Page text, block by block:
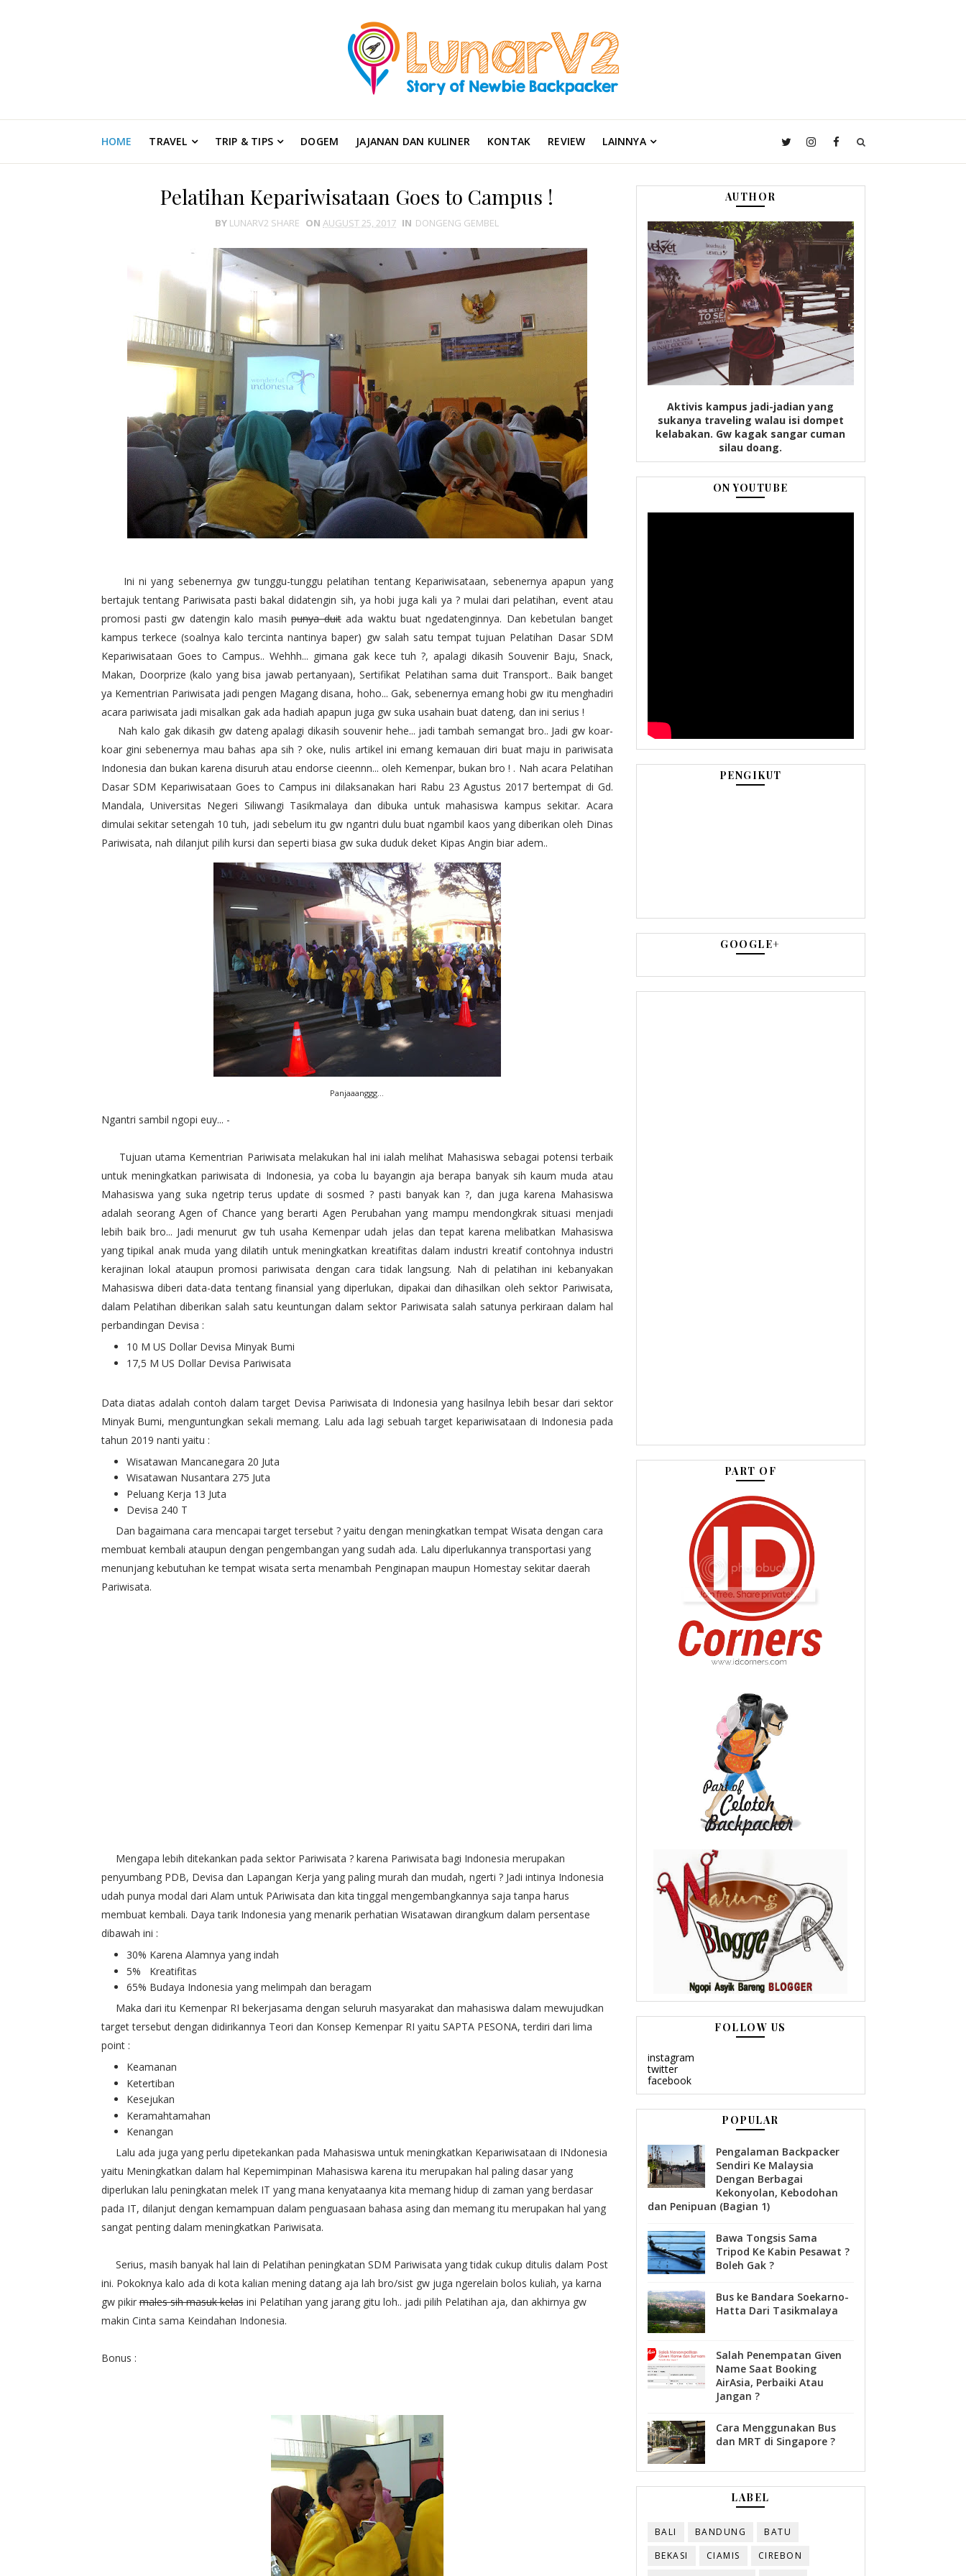
HOME TRAVEL TRIP & TIPS DOGEM JAJANAN DAN KULINER KONTAK REVIEW LAINNYA
Pelatihan Kepariwisataan Goes to Campus !
BY LUNARV2 SHARE ON AUGUST 25, 2017 IN DONGENG GEMBEL
Ini ni yang sebenernya gw tunggu-tunggu pelatihan tentang Kepariwisataan, sebenernya apapun yang
bertajuk tentang Pariwisata pasti bakal didatengin sih, ya hobi juga kali ya ? mulai dari pelatihan, event atau
promosi pasti gw datengin kalo masihpunya duitada waktu buat ngedatenginnya. Dan kebetulan banget
kampus terkece (soalnya kalo tercinta nantinya baper) gw salah satu tempat tujuan Pelatihan Dasar SDM
Kepariwisataan Goes to Campus.. Wehhh... gimana gak kece tuh ?, apalagi dikasih Souvenir Baju, Snack,
Makan, Doorprize (kalo yang bisa jawab pertanyaan), Sertifikat Pelatihan sama duit Transport.. Baik banget
ya Kementrian Pariwisata jadi pengen Magang disana, hoho... Gak, sebenernya emang hobi gw itu menghadiri
acara pariwisata jadi misalkan gak ada hadiah apapun juga gw suka usahain buat dateng, dan ini serius !
Nah kalo gak dikasih gw dateng apalagi dikasih souvenir hehe... jadi tambah semangat bro.. Jadi gw koar-
koar gini sebenernya mau bahas apa sih ? oke, nulis artikel ini emang kemauan diri buat maju in pariwisata
Indonesia dan bukan karena disuruh atau endorse cieennn... oleh Kemenpar, bukan bro ! . Nah acara Pelatihan
Dasar SDM Kepariwisataan Goes to Campus ini dilaksanakan hari Rabu 23 Agustus 2017 bertempat di Gd.
Mandala, Universitas Negeri Siliwangi Tasikmalaya dan dibuka untuk mahasiswa kampus sekitar. Acara
dimulai sekitar setengah 10 tuh, jadi sebelum itu gw ngantri dulu buat ngambil kaos yang diberikan oleh Dinas
Pariwisata, nah dilanjut pilih kursi dan seperti biasa gw suka duduk deket Kipas Angin biar adem..
Panjaaanggg...
Ngantri sambil ngopi euy... -
Tujuan utama Kementrian Pariwisata melakukan hal ini ialah melihat Mahasiswa sebagai potensi terbaik
untuk meningkatkan pariwisata di Indonesia, ya coba lu bayangin aja berapa banyak sih kaum muda atau
Mahasiswa yang suka ngetrip terus update di sosmed ? pasti banyak kan ?, dan juga karena Mahasiswa
adalah seorang Agen of Chance yang berarti Agen Perubahan yang mampu mendongkrak situasi menjadi
lebih baik bro... Jadi menurut gw tuh usaha Kemenpar udah jelas dan tepat karena melibatkan Mahasiswa
yang tipikal anak muda yang dilatih untuk meningkatkan kreatifitas dalam industri kreatif contohnya industri
kerajinan lokal ataupun promosi pariwisata dengan cara tidak langsung. Nah di pelatihan ini kebanyakan
Mahasiswa diberi data-data tentang finansial yang diperlukan, dipakai dan dihasilkan oleh sektor Pariwisata,
dalam Pelatihan diberikan salah satu keuntungan dalam sektor Pariwisata salah satunya perkiraan dalam hal
perbandingan Devisa :
10 M US Dollar Devisa Minyak Bumi
17,5 M US Dollar Devisa Pariwisata
Data diatas adalah contoh dalam target Devisa Pariwisata di Indonesia yang hasilnya lebih besar dari sektor
Minyak Bumi, menguntungkan sekali memang. Lalu ada lagi sebuah target kepariwisataan di Indonesia pada
tahun 2019 nanti yaitu :
Wisatawan Mancanegara 20 Juta
Wisatawan Nusantara 275 Juta
Peluang Kerja 13 Juta
Devisa 240 T
Dan bagaimana cara mencapai target tersebut ? yaitu dengan meningkatkan tempat Wisata dengan cara
membuat kembali ataupun dengan pengembangan yang sudah ada. Lalu diperlukannya transportasi yang
menunjang kebutuhan ke tempat wisata serta menambah Penginapan maupun Homestay sekitar daerah
Pariwisata.
Mengapa lebih ditekankan pada sektor Pariwisata ? karena Pariwisata bagi Indonesia merupakan
penyumbang PDB, Devisa dan Lapangan Kerja yang paling murah dan mudah, ngerti ? Jadi intinya Indonesia
udah punya modal dari Alam untuk PAriwisata dan kita tinggal mengembangkannya saja tanpa harus
membuat kembali. Daya tarik Indonesia yang menarik perhatian Wisatawan dirangkum dalam persentase
dibawah ini :
30% Karena Alamnya yang indah
5% Kreatifitas
65% Budaya Indonesia yang melimpah dan beragam
Maka dari itu Kemenpar RI bekerjasama dengan seluruh masyarakat dan mahasiswa dalam mewujudkan
target tersebut dengan didirikannya Teori dan Konsep Kemenpar RI yaitu SAPTA PESONA, terdiri dari lima
point :
Keamanan
Ketertiban
Kesejukan
Keramahtamahan
Kenangan
Lalu ada juga yang perlu dipetekankan pada Mahasiswa untuk meningkatkan Kepariwisataan di INdonesia
yaitu Meningkatkan dalam hal Kepemimpinan Mahasiswa karena itu merupakan hal paling dasar yang
diperlukan lalu peningkatan melek IT yang mana kenyataanya kita memang hidup di zaman yang berdasar
pada IT, dilanjut dengan kemampuan dalam penguasaan bahasa asing dan memang itu merupakan hal yang
sangat penting dalam meningkatkan Pariwisata.
Serius, masih banyak hal lain di Pelatihan peningkatan SDM Pariwisata yang tidak cukup ditulis dalam Post
ini. Pokoknya kalo ada di kota kalian mening datang aja lah bro/sist gw juga ngerelain bolos kuliah, ya karna
gw pikirmales sih masuk kelasini Pelatihan yang jarang gitu loh.. jadi pilih Pelatihan aja, dan akhirnya gw
makin Cinta sama Keindahan Indonesia.
Bonus :
AUTHOR
Aktivis kampus jadi-jadian yang
sukanya traveling walau isi dompet
kelabakan. Gw kagak sangar cuman
silau doang.
ON YOUTUBE
PENGIKUT
GOOGLE+
PART OF
FOLLOW US
instagram
twitter
facebook
POPULAR
Pengalaman Backpacker
Sendiri Ke Malaysia
Dengan Berbagai
Kekonyolan, Kebodohan
dan Penipuan (Bagian 1)
Bawa Tongsis Sama
Tripod Ke Kabin Pesawat ?
Boleh Gak ?
Bus ke Bandara Soekarno-
Hatta Dari Tasikmalaya
Salah Penempatan Given
Name Saat Booking
AirAsia, Perbaiki Atau
Jangan ?
Cara Menggunakan Bus
dan MRT di Singapore ?
LABEL
BALI BANDUNG
BATU
BEKASI
CIAMIS
CIREBON